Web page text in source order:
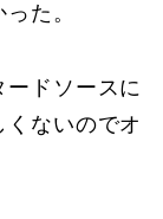
た。
ドソースに
ないのでオ